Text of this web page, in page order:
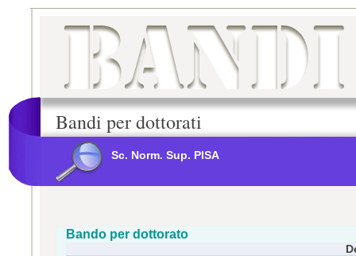
Bandi per dottorati
Sc. Norm. Sup. PISA
Bando per dottorato